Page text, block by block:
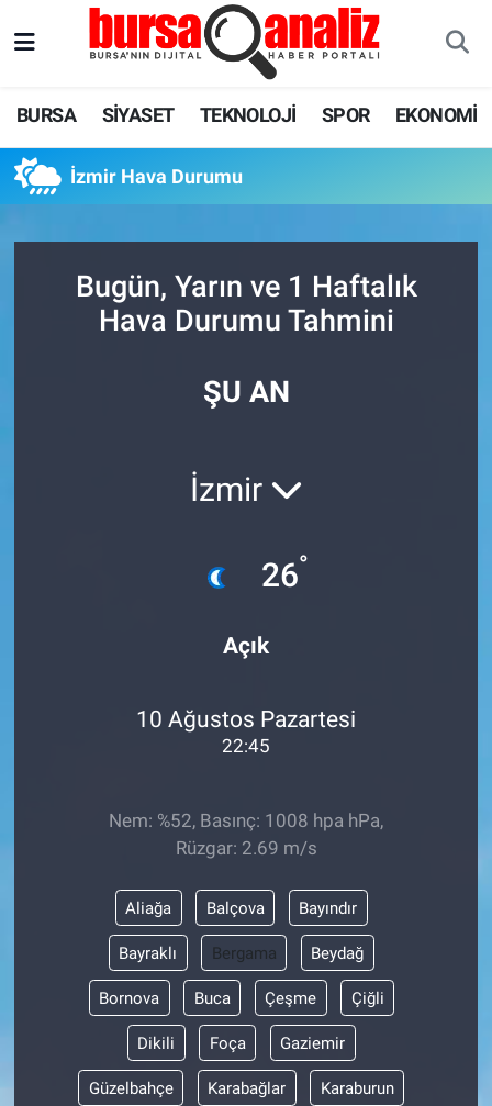
BURSA SİYASET TEKNOLOJİ SPOR EKONOMİ
İzmir Hava Durumu
Bugün, Yarın ve 1 Haftalık
Hava Durumu Tahmini
ŞU AN
İzmir
26°
Açık
10 Ağustos Pazartesi
22:45
Nem: %52, Basınç: 1008 hpa hPa,
Rüzgar: 2.69 m/s
Aliağa Balçova Bayındır
Bayraklı Bergama Beydağ
Bornova Buca Çeşme Çiğli
Dikili Foça Gaziemir
Güzelbahçe Karabağlar Karaburun
EKONOMİ
Tüm Manşetler